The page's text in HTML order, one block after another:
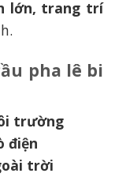
lớn, trang trí
pha lê bi
trường
điện
trời